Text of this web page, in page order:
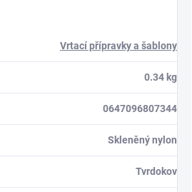
Vrtací přípravky a šablony
0.34 kg
0647096807344
Skleněný nylon
Tvrdokov